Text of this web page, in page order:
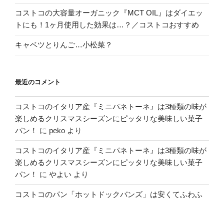
コストコの大容量オーガニック『MCT OIL』はダイエッ
トにも！1ヶ月使用した効果は…？／コストコおすすめ
キャベツとりんご…小松菜？
最近のコメント
コストコのイタリア産『ミニパネトーネ』は3種類の味が
楽しめるクリスマスシーズンにピッタリな美味しい菓子
パン！
に peko より
コストコのイタリア産『ミニパネトーネ』は3種類の味が
楽しめるクリスマスシーズンにピッタリな美味しい菓子
パン！
に やよい より
コストコのパン「ホットドックバンズ」は安くてふわふ